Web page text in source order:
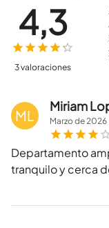
4,3
3 valoraciones
ML
Miriam
Marzode2026
Departamento
tranquilo y cerca